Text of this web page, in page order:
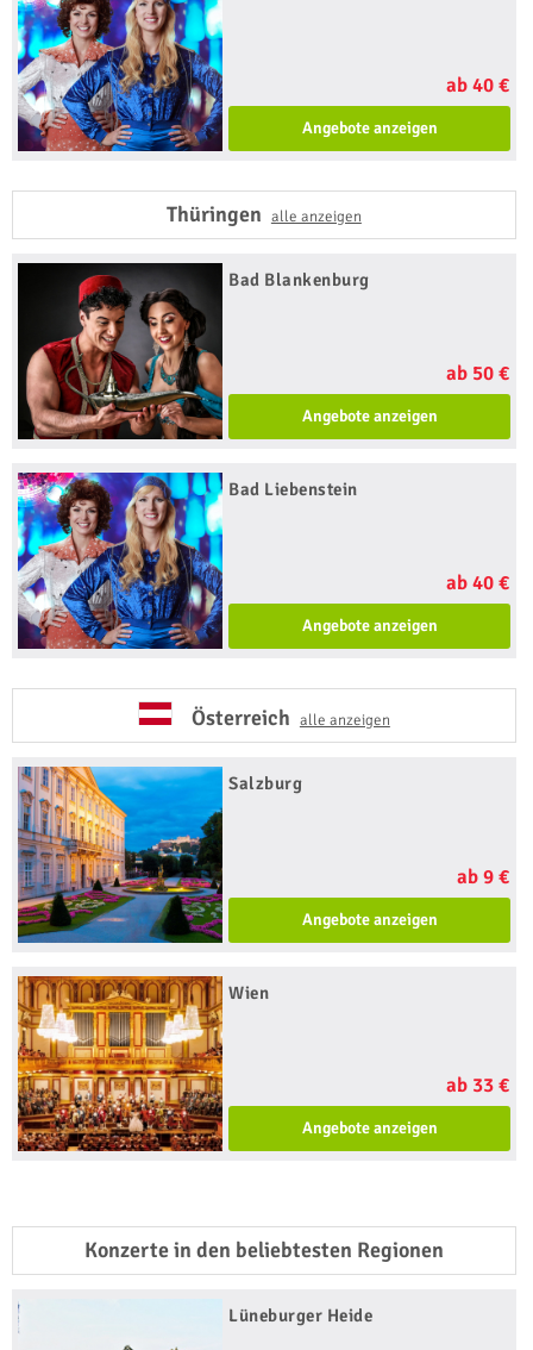
ab 40 €
Angebote anzeigen
Thüringen alle anzeigen
Bad Blankenburg
ab 50 €
Angebote anzeigen
Bad Liebenstein
ab 40 €
Angebote anzeigen
Österreich alle anzeigen
Salzburg
ab 9 €
Angebote anzeigen
Wien
ab 33 €
Angebote anzeigen
Konzerte in den beliebtesten Regionen
Lüneburger Heide